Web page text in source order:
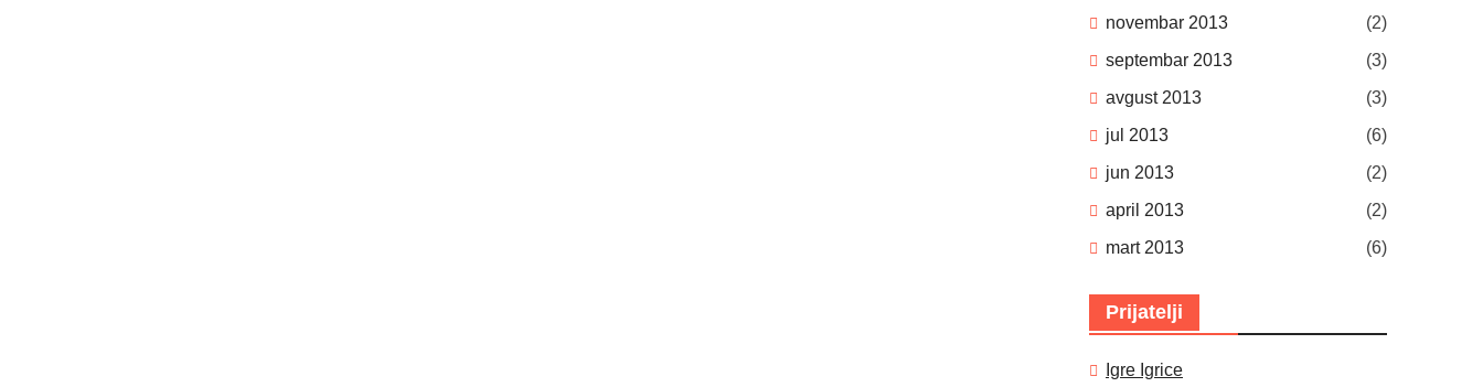
novembar 2013
(2)
septembar 2013
(3)
avgust 2013
(3)
jul 2013
(6)
jun 2013
(2)
april 2013
(2)
mart 2013
(6)
Prijatelji
Igre Igrice